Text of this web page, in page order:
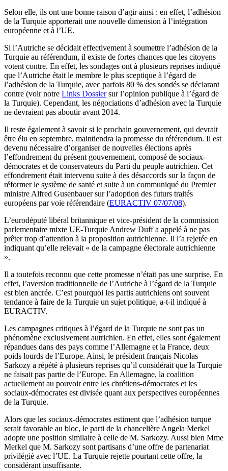
Selon elle, ils ont une bonne raison d’agir ainsi : en effet, l’adhésion
de la Turquie apporterait une nouvelle dimension à l’intégration
européenne et à l’UE.
Si l’Autriche se décidait effectivement à soumettre l’adhésion de la
Turquie au référendum, il existe de fortes chances que les citoyens
votent contre. En effet, les sondages ont à plusieurs reprises indiqué
que l’Autriche était le membre le plus sceptique à l’égard de
l’adhésion de la Turquie, avec parfois 80 % des sondés se déclarant
contre (voir notre Links Dossiersur l’opinion publique à l’égard de
la Turquie). Cependant, les négociations d’adhésion avec la Turquie
ne devraient pas aboutir avant 2014.
Il reste également à savoir si le prochain gouvernement, qui devrait
être élu en septembre, maintiendra la promesse du référendum. Il est
devenu nécessaire d’organiser de nouvelles élections après
l’effondrement du présent gouvernement, composé de sociaux-
démocrates et de conservateurs du Parti du peuple autrichien. Cet
effondrement était intervenu suite à des désaccords sur la façon de
réformer le système de santé et suite à un communiqué du Premier
ministre Alfred Gusenbauer sur l’adoption des futurs traités
européens par voie référendaire (EURACTIV 07/07/08).
L’eurodéputé libéral britannique et vice-président de la commission
parlementaire mixte UE-Turquie Andrew Duff a appelé à ne pas
prêter trop d’attention à la proposition autrichienne. Il l’a rejetée en
indiquant qu’elle relevait « de la campagne électorale autrichienne
».
Il a toutefois reconnu que cette promesse n’était pas une surprise. En
effet, l’aversion traditionnelle de l’Autriche à l’égard de la Turquie
est bien ancrée. C’est pourquoi les partis autrichiens ont souvent
tendance à faire de la Turquie un sujet politique, a-t-il indiqué à
EURACTIV.
Les campagnes critiques à l’égard de la Turquie ne sont pas un
phénomène exclusivement autrichien. En effet, elles sont également
répandues dans des pays comme l’Allemagne et la France, deux
poids lourds de l’Europe. Ainsi, le président français Nicolas
Sarkozy a répété à plusieurs reprises qu’il considérait que la Turquie
ne faisait pas partie de l’Europe. En Allemagne, la coalition
actuellement au pouvoir entre les chrétiens-démocrates et les
sociaux-démocrates est divisée quant aux perspectives européennes
de la Turquie.
Alors que les sociaux-démocrates estiment que l’adhésion turque
serait favorable au bloc, le parti de la chancelière Angela Merkel
adopte une position similaire à celle de M. Sarkozy. Aussi bien Mme
Merkel que M. Sarkozy sont partisans d’une offre de partenariat
privilégié avec l’UE. La Turquie rejette pourtant cette offre, la
considérant insuffisante.